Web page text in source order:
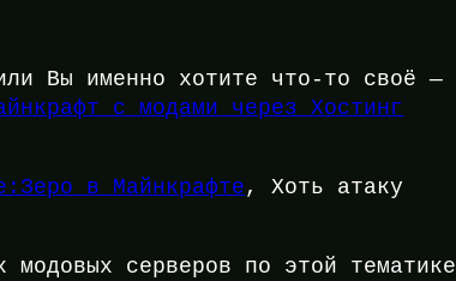
Вы именно хотите что-то своё —
с модами через Хостинг
в Майнкрафте, Хоть атаку
серверов по этой тематике